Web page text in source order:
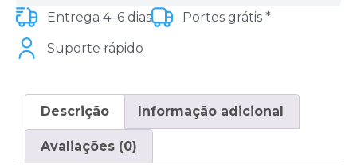
Entrega 4–6 dias
Portes grátis *
Suporte rápido
Descrição Informação adicional
Avaliações (0)